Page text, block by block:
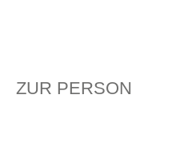
ZUR PERSON